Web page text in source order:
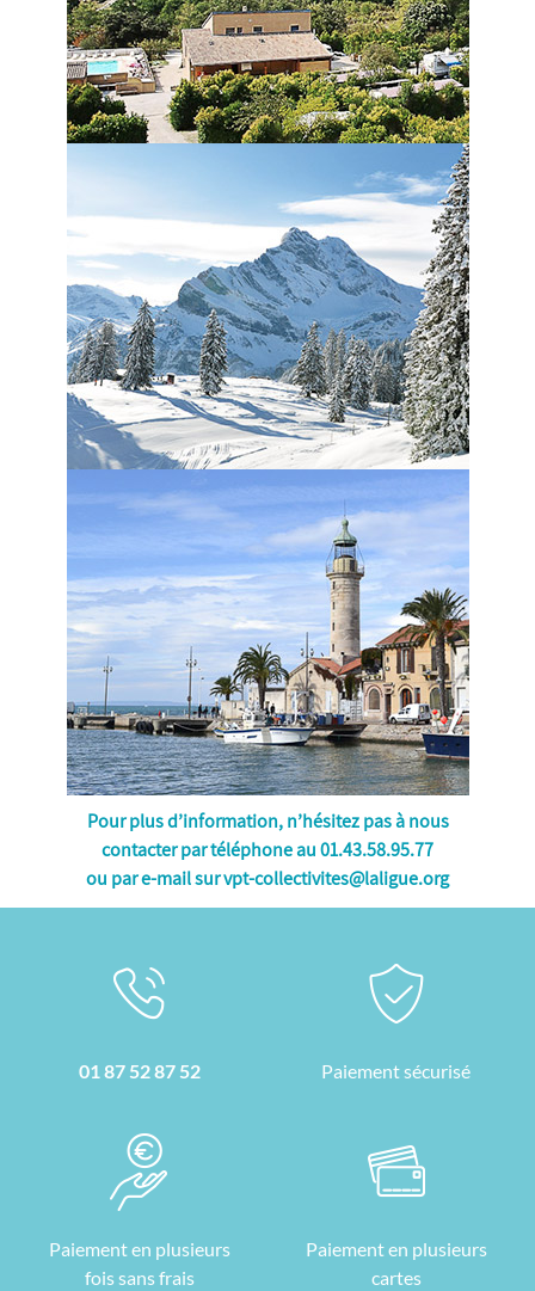
Pour plus d’information, n’hésitez pas à nous
contacter par téléphone au 01.43.58.95.77
ou par e-mail survpt-collectivites@laligue.org
01 87 52 87 52 Paiement sécurisé
Paiement en plusieurs
fois sans frais
Paiement en plusieurs
cartes